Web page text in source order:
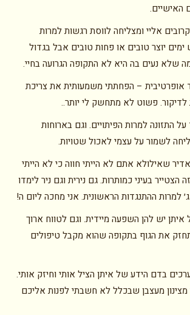
האישיים.
אליי ומצליחה לווסת רגשות למרות
ימים יוצר טובים או פחות טובים אבל בגדול
שלא נעים בה היא לא התקופה הגרועה בחיי.
– הפחתתי משמעותית את צריכת
לדיקור. פשוט לא מתחשק לי יותר..
התזונה למרות הפיתויים. וגם בארוחות
לשמור על עצמי לאכול שטויות.
שאילולא אתם לא הייתי חווה כי לא הייתי
בעיני כמותרות. גם נירית וגם ניר לימדו
למרות ההתנגדות הראשונית. אני מחכה ליום ה!
יש להן השפעה מיידית. וגם לטווח ארוך
את הגוף בתקופה שהוא מקבל טיפולים
בדם הידע של איתן הציל אותי וחיזק אותי.
מצינון מעצבן שבכלל לא חשבתי לפנות אליכם